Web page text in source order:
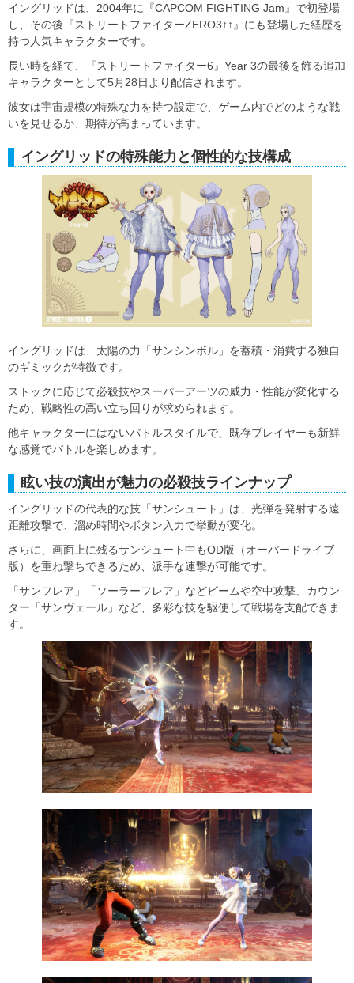
イングリッドは、2004年に『CAPCOM FIGHTING Jam』で初登場
し、その後『ストリートファイターZERO3↑↑』にも登場した経歴を
持つ人気キャラクターです。
長い時を経て、『ストリートファイター6』Year 3の最後を飾る追加
キャラクターとして5月28日より配信されます。
彼女は宇宙規模の特殊な力を持つ設定で、ゲーム内でどのような戦
いを見せるか、期待が高まっています。
イングリッドの特殊能力と個性的な技構成
イングリッドは、太陽の力「サンシンボル」を蓄積・消費する独自
のギミックが特徴です。
ストックに応じて必殺技やスーパーアーツの威力・性能が変化する
ため、戦略性の高い立ち回りが求められます。
他キャラクターにはないバトルスタイルで、既存プレイヤーも新鮮
な感覚でバトルを楽しめます。
眩い技の演出が魅力の必殺技ラインナップ
イングリッドの代表的な技「サンシュート」は、光弾を発射する遠
距離攻撃で、溜め時間やボタン入力で挙動が変化。
さらに、画面上に残るサンシュート中もOD版（オーバードライブ
版）を重ね撃ちできるため、派手な連撃が可能です。
「サンフレア」「ソーラーフレア」などビームや空中攻撃、カウン
ター「サンヴェール」など、多彩な技を駆使して戦場を支配できま
す。